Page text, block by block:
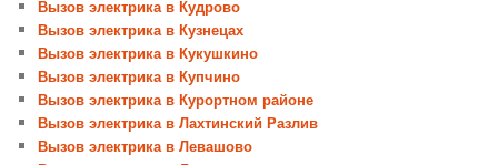
Вызов электрика в Кудрово
Вызов электрика в Кузнецах
Вызов электрика в Кукушкино
Вызов электрика в Купчино
Вызов электрика в Курортном районе
Вызов электрика в Лахтинский Разлив
Вызов электрика в Левашово